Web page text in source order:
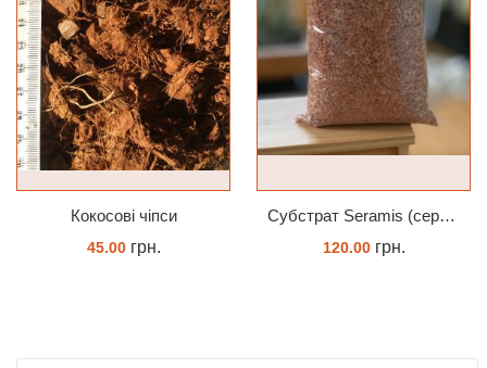
Кокосові чіпси
45.00грн.
Субстрат Seramis (серамис) універсальний - гранульована глина стандартного разміра для всіх рослин 1 л
120.00грн.